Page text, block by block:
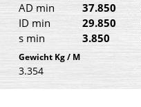
AD min 37.850
ID min
29.850
s min
3.850
Gewicht Kg / M
3.354